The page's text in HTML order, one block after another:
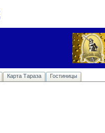
Карта Тараза Гостиницы